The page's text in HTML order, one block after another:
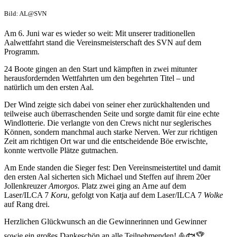
Bild: AL@SVN
Am 6. Juni war es wieder so weit: Mit unserer traditionellen
Aalwettfahrt stand die Vereinsmeisterschaft des SVN auf dem
Programm.
24 Boote gingen an den Start und kämpften in zwei mitunter
herausfordernden Wettfahrten um den begehrten Titel – und
natürlich um den ersten Aal.
Der Wind zeigte sich dabei von seiner eher zurückhaltenden und
teilweise auch überraschenden Seite und sorgte damit für eine echte
Windlotterie. Die verlangte von den Crews nicht nur seglerisches
Können, sondern manchmal auch starke Nerven. Wer zur richtigen
Zeit am richtigen Ort war und die entscheidende Böe erwischte,
konnte wertvolle Plätze gutmachen.
Am Ende standen die Sieger fest: Den Vereinsmeistertitel und damit
den ersten Aal sicherten sich Michael und Steffen auf ihrem 20er
JollenkreuzerAmorgos. Platz zwei ging an Arne auf dem
Laser/ILCA 7 Koru, gefolgt von Katja auf dem Laser/ILCA 7 Wolke
auf Rang drei.
Herzlichen Glückwunsch an die Gewinnerinnen und Gewinner